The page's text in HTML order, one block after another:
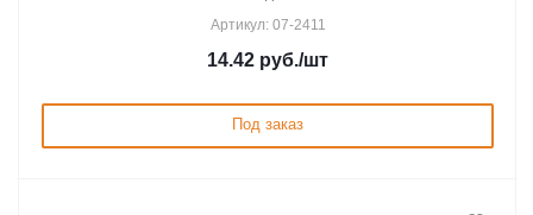
Артикул: 07-2411
14.42 руб./шт
Под заказ